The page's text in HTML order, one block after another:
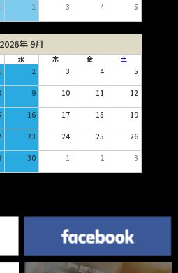
2 3 4 5
2026年 9月
水 木 金 土
2 3 4 5
9 10 11 12
16 17 18 19
23 24 25 26
30 1 2 3